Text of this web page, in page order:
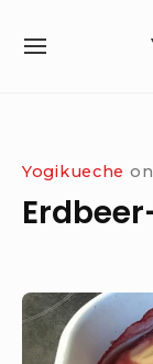
SITE
Yogikueche on